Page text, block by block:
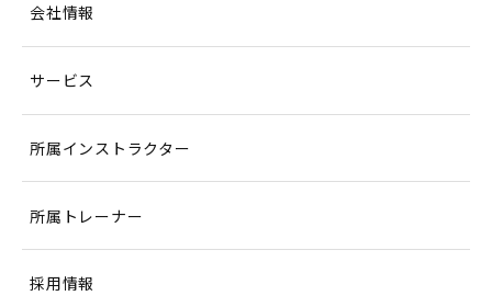
会社情報
サービス
所属インストラクター
所属トレーナー
採用情報